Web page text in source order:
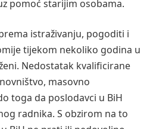
pomoć starijim osobama.
istraživanju, pogoditi i
tijekom nekoliko godina u
Nedostatak kvalificirane
masovno
toga da poslodavci u BiH
radnika. S obzirom na to